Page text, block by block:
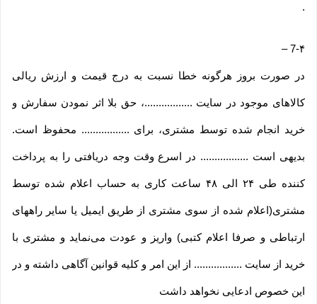
.
7-۴–
در صورت بروز هرگونه خطا نسبت به درج قیمت و ارزش ریالی
کالاهای موجود در سایت .................، حق بلا اثر نمودن سفارش و
خرید انجام شده توسط مشتری، برای ................. محفوظ است.
بدیهی است ................. در اسرع وقت وجه دریافتی را به پرداخت
کننده طی ۲۴ الی ۴۸ ساعت کاری به حساب اعلام شده توسط
مشتری(اعلام شده از سوی مشتری از طریق ایمیل یا سایر راههای
ارتباطی و صرفا اعلام کتبی) واریز و عودت می‌نماید و مشتری با
خرید از سایت ................. از این امر و کلیه قوانین آگاهی داشته و در
این خصوص ادعایی نخواهد داشت